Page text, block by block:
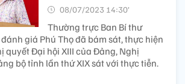
08/07/2023 14:30’
Thường trực Ban Bí thư
giá Phú Thọ đã bám sát, thực hiện
quyết Đại hội XIII của Đảng, Nghị
bộ tỉnh lần thứ XIX sát với thực tiễn.